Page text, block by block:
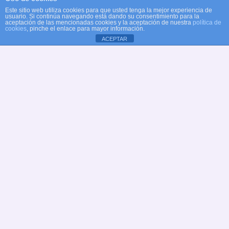
Este sitio web utiliza cookies para que usted tenga la mejor experiencia de
usuario. Si continúa navegando está dando su consentimiento para la
aceptación de las mencionadas cookies y la aceptación de nuestra política de
cookies, pinche el enlace para mayor información.
ACEPTAR